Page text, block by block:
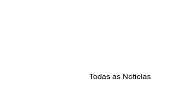
Todas as Notícias